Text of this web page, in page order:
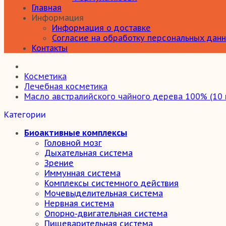
Главная
Информация
Информация о доставке
Согласие на обработку персональных
Контакты
Косметика
Лечебная косметика
Масло австралийского чайного дерева 100% (10
Категории
Биоактивные комплексы
Головной мозг
Дыхательная система
Зрение
Иммунная система
Комплексы системного действия
Мочевыделительная система
Нервная система
Опорно-двигательная система
Пищеварительная система